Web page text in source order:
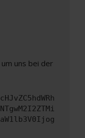
uns bei der